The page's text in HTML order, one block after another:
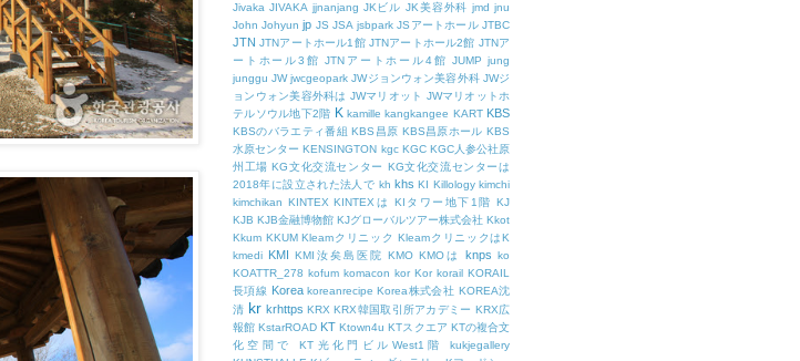
Jivaka JIVAKA jjnanjang JKビル JK美容外科 jmd jnu
John Johyun jp JS JSA jsbpark JSアートホール JTBC
JTN JTNアートホール1館 JTNアートホール2館 JTNア
ートホール3館 JTNアートホール4館 JUMP jung
junggu JW jwcgeopark JWジョンウォン美容外科 JWジ
ョンウォン美容外科は JWマリオット JWマリオットホ
テルソウル地下2階 K kamille kangkangee KART KBS
KBSのバラエティ番組 KBS昌原 KBS昌原ホール KBS
水原センター KENSINGTON kgc KGC KGC人参公社原
州工場 KG文化交流センター KG文化交流センターは
2018年に設立された法人で kh khs KI Killology kimchi
kimchikan KINTEX KINTEXは KIタワー地下1階 KJ
KJB KJB金融博物館 KJグローバルツアー株式会社 Kkot
Kkum KKUM Kleamクリニック KleamクリニックはK
kmedi KMI KMI汝矣島医院 KMO KMOは knps ko
KOATTR_278 kofum komacon kor Kor korail KORAIL
長項線 Korea koreanrecipe Korea株式会社 KOREA沈
清 kr krhttps KRX KRX韓国取引所アカデミー KRX広
報館 KstarROAD KT Ktown4u KTスクエア KTの複合文
化空間で
KT光化門ビルWest1階
kukjegallery